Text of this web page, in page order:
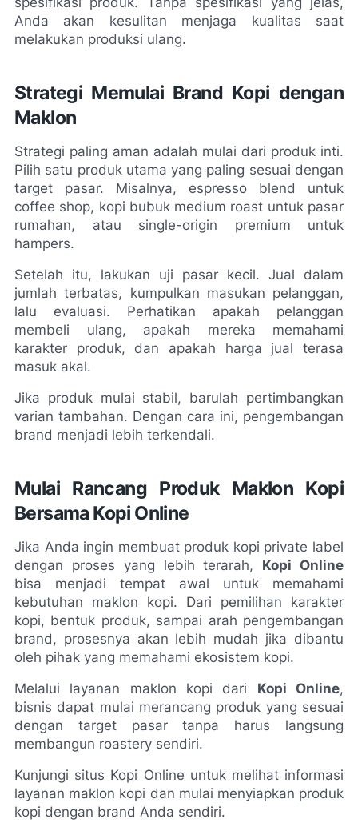
Anda akan kesulitan menjaga kualitas saat
melakukan produksi ulang.
Strategi Memulai Brand Kopi dengan
Maklon
Strategi paling aman adalah mulai dari produk inti.
Pilih satu produk utama yang paling sesuai dengan
target pasar. Misalnya, espresso blend untuk
coffee shop, kopi bubuk medium roast untuk pasar
rumahan, atau single-origin premium untuk
hampers.
Setelah itu, lakukan uji pasar kecil. Jual dalam
jumlah terbatas, kumpulkan masukan pelanggan,
lalu evaluasi. Perhatikan apakah pelanggan
membeli ulang, apakah mereka memahami
karakter produk, dan apakah harga jual terasa
masuk akal.
Jika produk mulai stabil, barulah pertimbangkan
varian tambahan. Dengan cara ini, pengembangan
brand menjadi lebih terkendali.
Mulai Rancang Produk Maklon Kopi
Bersama Kopi Online
Jika Anda ingin membuat produk kopi private label
dengan proses yang lebih terarah, Kopi Online
bisa menjadi tempat awal untuk memahami
kebutuhan maklon kopi. Dari pemilihan karakter
kopi, bentuk produk, sampai arah pengembangan
brand, prosesnya akan lebih mudah jika dibantu
oleh pihak yang memahami ekosistem kopi.
Melalui layanan maklon kopi dari Kopi Online,
bisnis dapat mulai merancang produk yang sesuai
dengan target pasar tanpa harus langsung
membangun roastery sendiri.
Kunjungi situs Kopi Online untuk melihat informasi
layanan maklon kopi dan mulai menyiapkan produk
kopi dengan brand Anda sendiri.